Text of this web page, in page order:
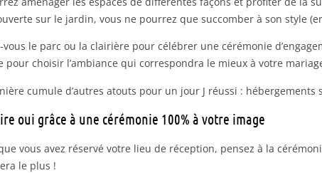
sur le jardin, vous ne pourrez que succomber à son style
vous le parc ou la clairière pour célébrer une cérémonie
pour choisir l’ambiance qui correspondra le mieux à votre
cumule d’autres atouts pour un jour J réussi :
oui grâce à une cérémonie 100% à votre image
vous avez réservé votre lieu de réception, pensez à la
le plus !